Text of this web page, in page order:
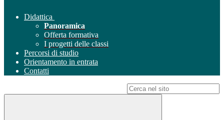
Didattica
Panoramica
Offerta formativa
I progetti delle classi
Percorsi di studio
Orientamento in entrata
Contatti